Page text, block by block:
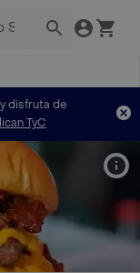
y disfruta de
TyC